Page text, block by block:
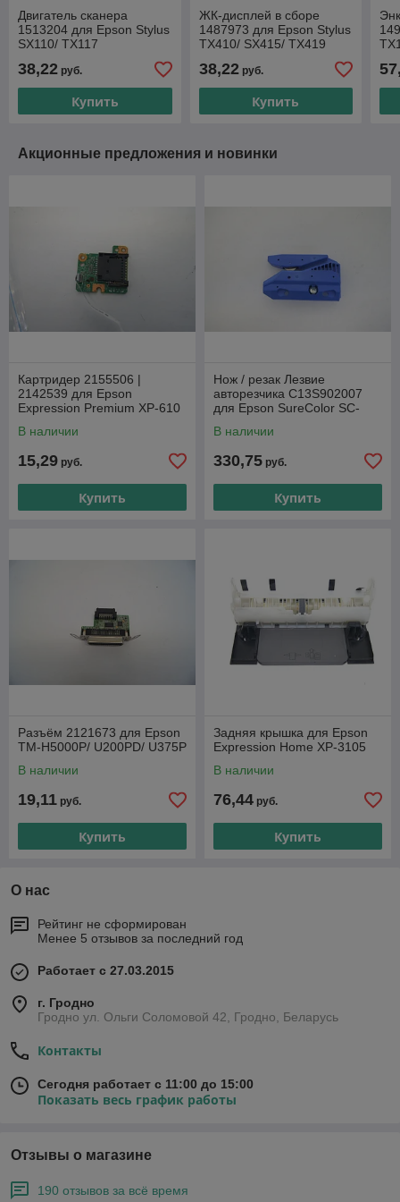
Двигатель сканера
1513204 для Epson Stylus
SX110/ TX117
38,22 руб.
Купить
ЖК-дисплей в сборе
1487973 для Epson Stylus
TX410/ SX415/ TX419
38,22руб.
Купить
Акционные предложения и новинки
Картридер 2155506 |
2142539 для Epson
Expression Premium XP-610
В наличии
15,29 руб.
Купить
Нож / резак Лезвие
авторезчика C13S902007
для Epson SureColor SC-
В наличии
330,75 руб.
Купить
Разъём 2121673 для Epson
TM-H5000P/ U200PD/ U375P
В наличии
19,11 руб.
Купить
Задняя крышка для Epson
Expression Home XP-3105
В наличии
76,44 руб.
Купить
О нас
Рейтинг не сформирован
Менее 5 отзывов за последний год
Работает с 27.03.2015
г. Гродно
Гродно ул. Ольги Соломовой 42, Гродно, Беларусь
Контакты
Сегодня работает с 11:00 до 15:00
Показать весь график работы
Отзывы о магазине
190 отзывов за всё время